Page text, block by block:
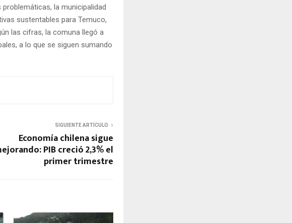
la municipalidad
sustentables para Temuco,
las cifras, la comuna llegó a
a lo que se siguen sumando
SIGUIENTE ARTÍCULO
Economía chilena sigue
PIB creció 2,3% el
primer trimestre